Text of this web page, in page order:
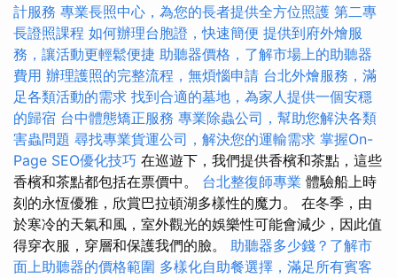
計服務 專業長照中心，為您的長者提供全方位照護 第二專
長證照課程 如何辦理台胞證，快速簡便 提供到府外燴服
務，讓活動更輕鬆便捷 助聽器價格，了解市場上的助聽器
費用 辦理護照的完整流程，無煩惱申請 台北外燴服務，滿
足各類活動的需求 找到合適的墓地，為家人提供一個安穩
的歸宿 台中體態矯正服務 專業除蟲公司，幫助您解決各類
害蟲問題 尋找專業貨運公司，解決您的運輸需求 掌握On-
Page SEO優化技巧 在巡遊下，我們提供香檳和茶點，這些
香檳和茶點都包括在票價中。 台北整復師專業 體驗船上時
刻的永恆優雅，欣賞巴拉頓湖多樣性的魔力。 在冬季，由
於寒冷的天氣和風，室外觀光的娛樂性可能會減少，因此值
得穿衣服，穿層和保護我們的臉。 助聽器多少錢？了解市
面上助聽器的價格範圍 多樣化自助餐選擇，滿足所有賓客